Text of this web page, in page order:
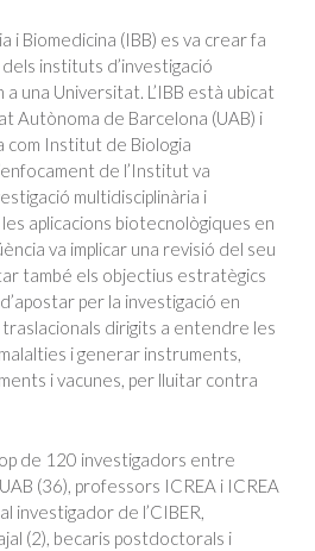
i Biomedicina (IBB) es va crear fa
instituts d’investigació
una Universitat. L’IBB està ubicat
Autònoma de Barcelona (UAB) i
Institut de Biologia
de l’Institut va
multidisciplinària i
aplicacions biotecnològiques en
va implicar una revisió del seu
també els objectius estratègics
per la investigació en
dirigits a entendre les
i generar instruments,
i vacunes, per lluitar contra
de 120 investigadors entre
(36), professors ICREA i ICREA
investigador de l’CIBER,
(2), becaris postdoctorals i